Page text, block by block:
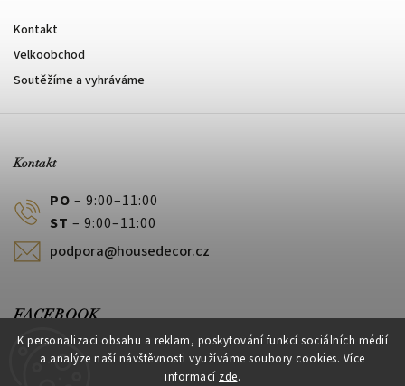
K personalizaci obsahu a reklam, poskytování funkcí sociálních médií
a analýze naší návštěvnosti využíváme soubory cookies. Více
informací zde.
Kontakt
Velkoobchod
Soutěžíme a vyhráváme
Kontakt
PO – 9:00–11:00
ST – 9:00–11:00
podpora@housedecor.cz
FACEBOOK